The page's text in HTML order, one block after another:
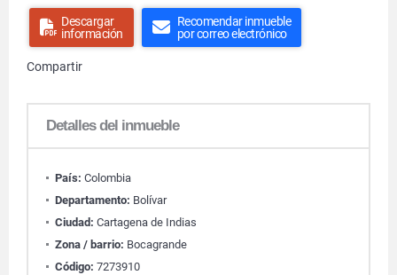
Descargar
información
Recomendar inmueble
por correo electrónico
Compartir
Detalles del inmueble
País: Colombia
Departamento: Bolívar
Ciudad: Cartagena de Indias
Zona / barrio: Bocagrande
Código: 7273910